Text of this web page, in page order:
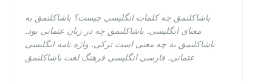
باشاكلنمق چه کلمات انگلیسی چیست؟ باشاكلنمق به
معنای انگلیسی. باشاكلنمق چه در زبان عثمانی بود.
باشاكلنمق به چه معنی است ترکی. واژه نامه انگلیسی
عثمانی. فارسی انگلیسی فرهنگ لغت باشاكلنمق